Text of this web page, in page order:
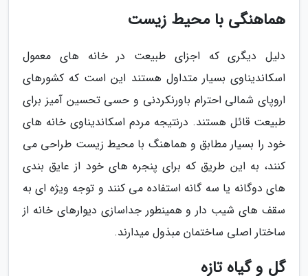
هماهنگی با محیط زیست
دلیل دیگری که اجزای طبیعت در خانه های معمول
اسکاندیناوی بسیار متداول هستند این است که کشورهای
اروپای شمالی احترام باورنکردنی و حسی تحسین آمیز برای
طبیعت قائل هستند. درنتیجه مردم اسکاندیناوی خانه های
خود را بسیار مطابق و هماهنگ با محیط زیست طراحی می
کنند، به این طریق که برای پنجره های خود از عایق بندی
های دوگانه یا سه گانه استفاده می کنند و توجه ویژه ای به
سقف های شیب دار و همینطور جداسازی دیوارهای خانه از
ساختار اصلی ساختمان مبذول میدارند.
گل و گیاه تازه